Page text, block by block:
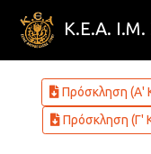
Κ.Ε.Α. Ι.Μ.
Πρόσκληση (Α'
Πρόσκληση (Γ'